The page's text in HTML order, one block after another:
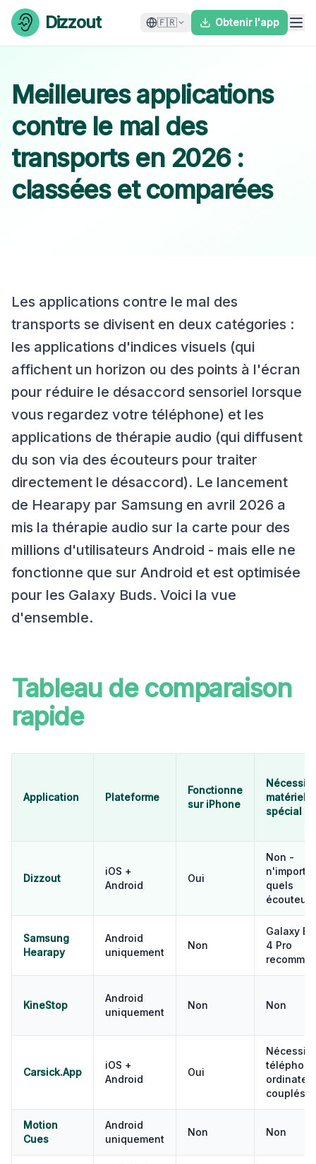
Skip to content
Dizzout 🇫🇷 Obtenir l'app
Meilleures applications
contre le mal des
transports en 2026 :
classées et comparées
Les applications contre le mal des
transports se divisent en deux catégories :
les applications d'indices visuels (qui
affichent un horizon ou des points à l'écran
pour réduire le désaccord sensoriel lorsque
vous regardez votre téléphone) et les
applications de thérapie audio (qui diffusent
du son via des écouteurs pour traiter
directement le désaccord). Le lancement
de Hearapy par Samsung en avril 2026 a
mis la thérapie audio sur la carte pour des
millions d'utilisateurs Android - mais elle ne
fonctionne que sur Android et est optimisée
pour les Galaxy Buds. Voici la vue
d'ensemble.
Tableau de comparaison
rapide
Application Plateforme
Fonctionne
sur iPhone
matériel
spécial
Dizzout
iOS +
Android
Oui
Non -
n'importe
quels
écouteurs
Samsung
Hearapy
Android
uniquement
Non
Galaxy
4 Pro
KineStop
Android
uniquement
Non Non
Carsick.App
iOS +
Android
Oui
Nécessite
couplés
Motion
Cues
Android
uniquement
Non Non